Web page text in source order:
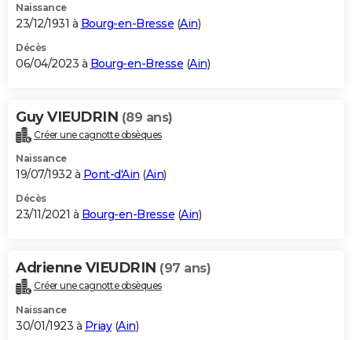
Naissance
23/12/1931 à Bourg-en-Bresse (Ain)
Décès
06/04/2023 à Bourg-en-Bresse (Ain)
Guy VIEUDRIN (89 ans)
Créer une cagnotte obsèques
Naissance
19/07/1932 à Pont-d'Ain (Ain)
Décès
23/11/2021 à Bourg-en-Bresse (Ain)
Adrienne VIEUDRIN (97 ans)
Créer une cagnotte obsèques
Naissance
30/01/1923 à Priay(Ain)